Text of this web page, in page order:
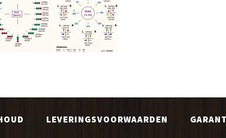
LEVERINGSVOORWAARDEN